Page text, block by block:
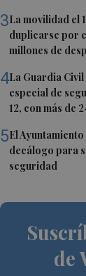
3La movilidad el
duplicarse por
millones de
4La Guardia
especial de
12, con más de
5El
decálogo para
seguridad
de